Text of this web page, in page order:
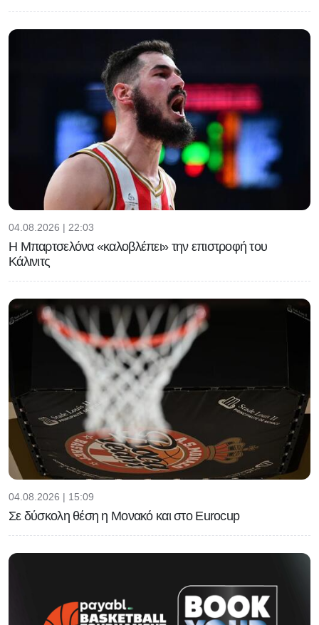
04.08.2026 | 22:03
Η Μπαρτσελόνα «καλοβλέπει» την επιστροφή του
Κάλινιτς
04.08.2026 | 15:09
Σε δύσκολη θέση η Μονακό και στο Eurocup